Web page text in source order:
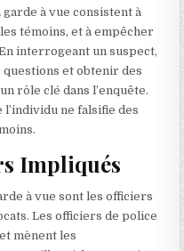
à vue consistent à
témoins, et à empêcher
interrogeant un suspect,
et obtenir des
rôle clé dans l’enquête.
l’individu ne falsifie des
Impliqués
à vue sont les officiers
Les officiers de police
mènent les